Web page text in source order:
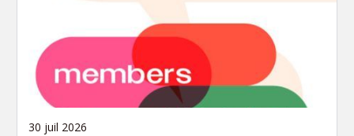
30 juil 2026